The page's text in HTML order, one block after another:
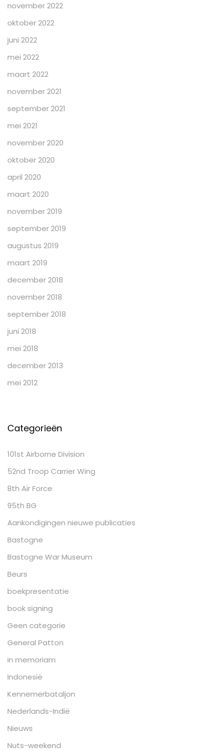
november 2022
oktober 2022
juni 2022
mei 2022
maart 2022
november 2021
september 2021
mei 2021
november 2020
oktober 2020
april 2020
maart 2020
november 2019
september 2019
augustus 2019
maart 2019
december 2018
november 2018
september 2018
juni 2018
mei 2018
december 2013
mei 2012
Categorieën
101st Airborne Division
52nd Troop Carrier Wing
8th Air Force
95th BG
Aankondigingen nieuwe publicaties
Bastogne
Bastogne War Museum
Beurs
boekpresentatie
book signing
Geen categorie
General Patton
in memoriam
Indonesië
Kennemerbataljon
Nederlands-Indië
Nieuws
Nuts-weekend